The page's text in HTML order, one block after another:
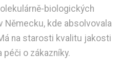
biologických
Německu, kde absolvovala
na starosti kvalitu jakosti
péči o zákazníky.